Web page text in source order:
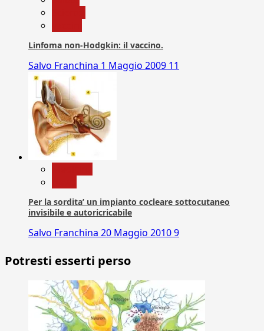
Linfoma non-Hodgkin: il vaccino.
Salvo Franchina 1 Maggio 2009 11
Per la sordita’ un impianto cocleare sottocutaneo
invisibile e autoricricabile
Salvo Franchina 20 Maggio 20109
Potresti esserti perso